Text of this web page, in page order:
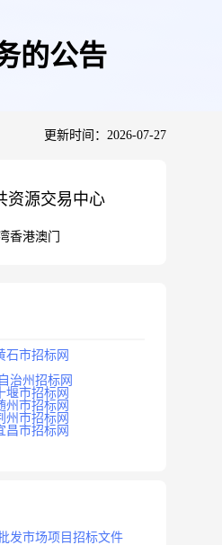
的公告
更新时间：2026-07-27
资源交易中心
香港澳门
石市招标网
治州招标网
堰市招标网
州市招标网
州市招标网
昌市招标网
发市场项目招标文件